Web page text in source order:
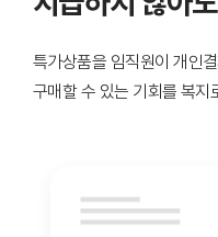
특가상품을 임직원이 개인
구매할 수 있는 기회를 복지